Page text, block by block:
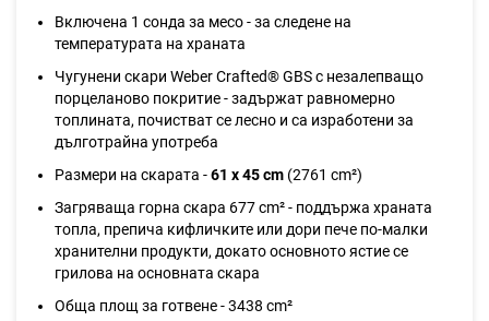
Включена 1 сонда за месо - за следене на
температурата на храната
Чугунени скари Weber Crafted® GBS с незалепващо
порцеланово покритие - задържат равномерно
топлината, почистват се лесно и са изработени за
дълготрайна употреба
Размери на скарата -61 x 45 cm (2761 cm²)
Загряваща горна скара 677 cm² - поддържа храната
топла, препича кифличките или дори пече по-малки
хранителни продукти, докато основното ястие се
грилова на основната скара
Обща площ за готвене - 3438 cm²